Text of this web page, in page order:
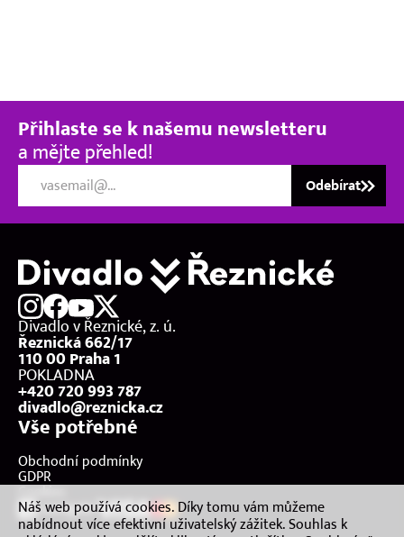
Přihlaste se k našemu newsletteru
a mějte přehled!
Odebírat
Divadlo v Řeznické, z. ú.
Řeznická 662/17
110 00 Praha 1
POKLADNA
+420 720 993 787
divadlo@reznicka.cz
Vše potřebné
Obchodní podmínky
GDPR
Cookies
Náš web používá cookies. Díky tomu vám můžeme
nabídnout více efektivní uživatelský zážitek. Souhlas k